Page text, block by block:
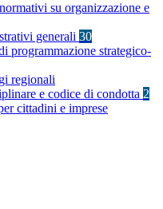
su organizzazione e
generali 30
programmazione strategico-
regionali
e codice di condotta 2
cittadini e imprese